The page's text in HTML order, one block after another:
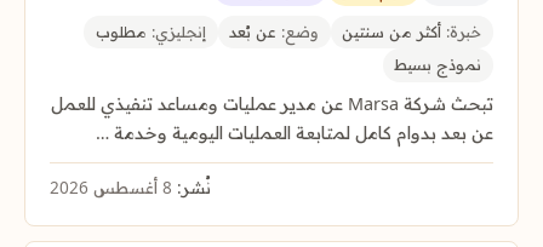
خبرة: أكثر من سنتين وضع: عن بُعد إنجليزي: مطلوب
نموذج بسيط
تبحث شركة Marsa عن مدير عمليات ومساعد تنفيذي للعمل
عن بعد بدوام كامل لمتابعة العمليات اليومية وخدمة …
نُشر: